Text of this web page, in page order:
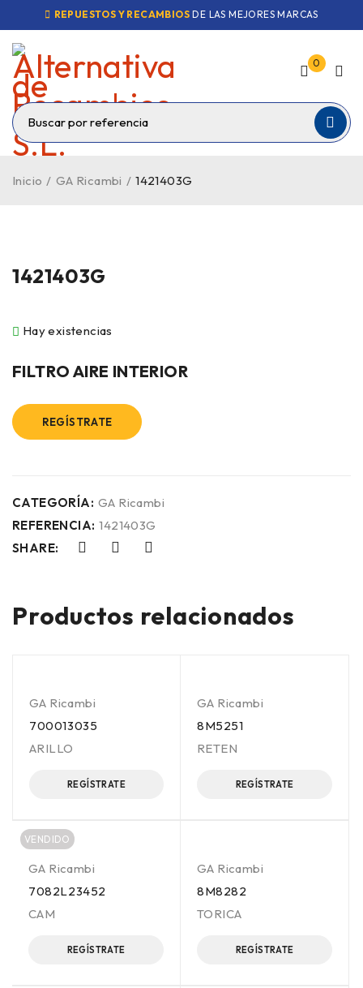
REPUESTOS Y RECAMBIOS DE LAS MEJORES MARCAS
0
Inicio / GA Ricambi / 1421403G
1421403G
Hay existencias
FILTRO AIRE INTERIOR
REGÍSTRATE
CATEGORÍA: GA Ricambi
REFERENCIA: 1421403G
SHARE:
Productos relacionados
GA Ricambi
700013035
ARILLO
REGÍSTRATE
GA Ricambi
8M5251
RETEN
REGÍSTRATE
VENDIDO
GA Ricambi
7082L23452
CAM
REGÍSTRATE
GA Ricambi
8M8282
TORICA
REGÍSTRATE